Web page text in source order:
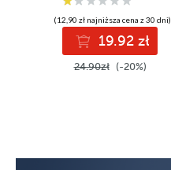
(12,90 zł najniższa cena z 30 dni)
19.92 zł
24.90zł (-20%)